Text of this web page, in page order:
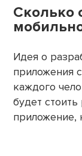
Сколько
Идея о
приложения
каждого
будет
приложение,